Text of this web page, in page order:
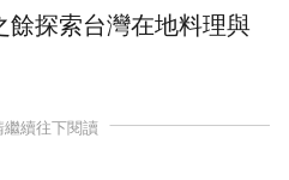
餘探索台灣在地料理與
繼續往下閱讀